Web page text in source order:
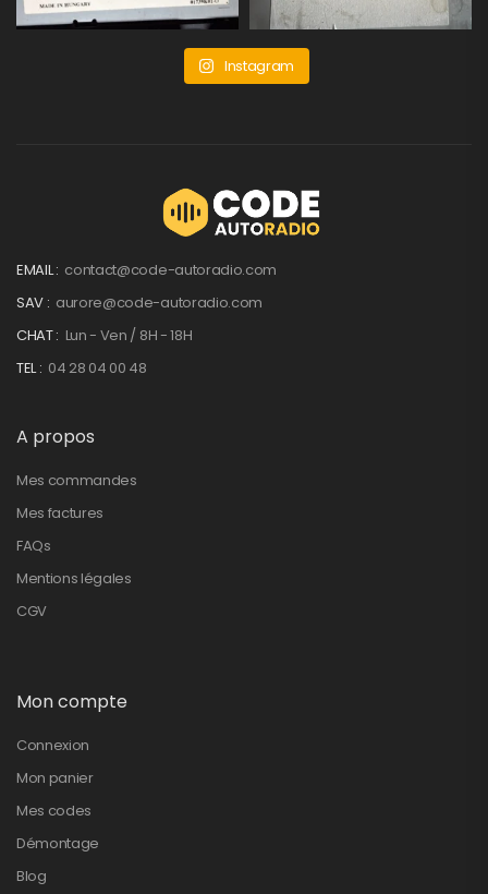
Instagram
EMAIL : contact@code-autoradio.com
SAV : aurore@code-autoradio.com
CHAT : Lun - Ven / 8H - 18H
TEL : 04 28 04 00 48
A propos
Mes commandes
Mes factures
FAQs
Mentions légales
CGV
Mon compte
Connexion
Mon panier
Mes codes
Démontage
Blog